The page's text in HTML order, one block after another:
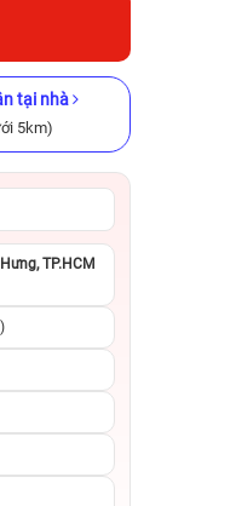
-8.300.000đ
tại nhà
5km)
TP.HCM